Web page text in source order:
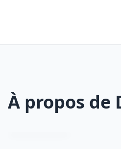
À propos de